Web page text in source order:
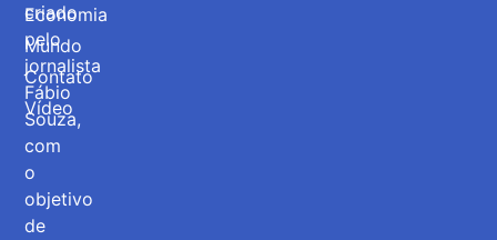
criado
pelo
jornalista
Fábio
Souza,
com
o
objetivo
de
Economia
Mundo
Contato
Vídeo